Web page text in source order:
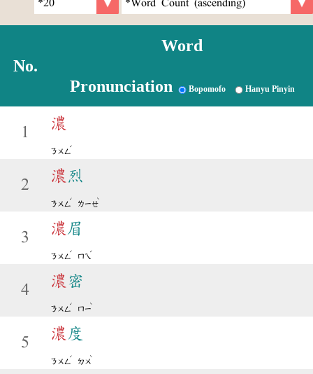
No.
Word
Pronunciation Bopomofo Hanyu Pinyin
1
濃
ㄋㄨㄥ
ˊ
2
濃 烈
ㄋㄨㄥ
ˊ
ㄌㄧㄝ
ˋ
3
濃 眉
ㄋㄨㄥ
ˊ
ㄇㄟ
ˊ
4
濃 密
ㄋㄨㄥ
ˊ
ㄇㄧ
ˋ
5
濃 度
ㄋㄨㄥ
ˊ
ㄉㄨ
ˋ